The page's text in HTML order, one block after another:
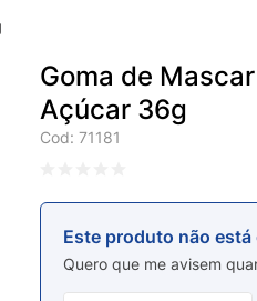
Goma de
Açúcar 36g
Cod:71181
Este produto não
Quero que me avisem